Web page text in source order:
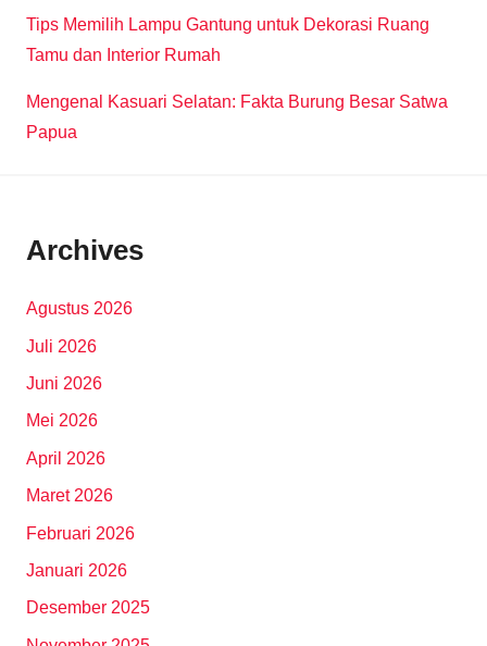
Tips Memilih Lampu Gantung untuk Dekorasi Ruang
Tamu dan Interior Rumah
Mengenal Kasuari Selatan: Fakta Burung Besar Satwa
Papua
Archives
Agustus 2026
Juli 2026
Juni 2026
Mei 2026
April 2026
Maret 2026
Februari 2026
Januari 2026
Desember 2025